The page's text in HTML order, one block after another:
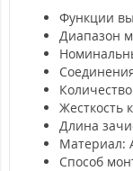
Функции
Диапазон
Жесткость
Длина
Материал:
Способ